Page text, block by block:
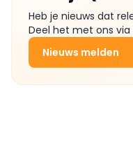
Heb je nieuws dat
Deel het met ons
Nieuws melden